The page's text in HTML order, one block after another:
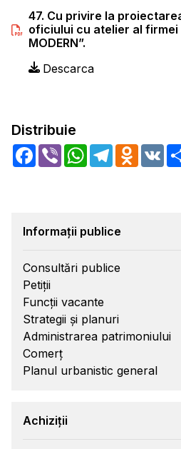
47. Cu privire la
oficiului cu atelier al firmei
MODERN”.
Descarca
Distribuie
Facebook
Viber WhatsApp
Telegram VK
Informații publice
Consultări publice
Petiții
Funcții vacante
Strategii și planuri
Administrarea patrimoniului
Comerț
Planul urbanistic general
Achiziții